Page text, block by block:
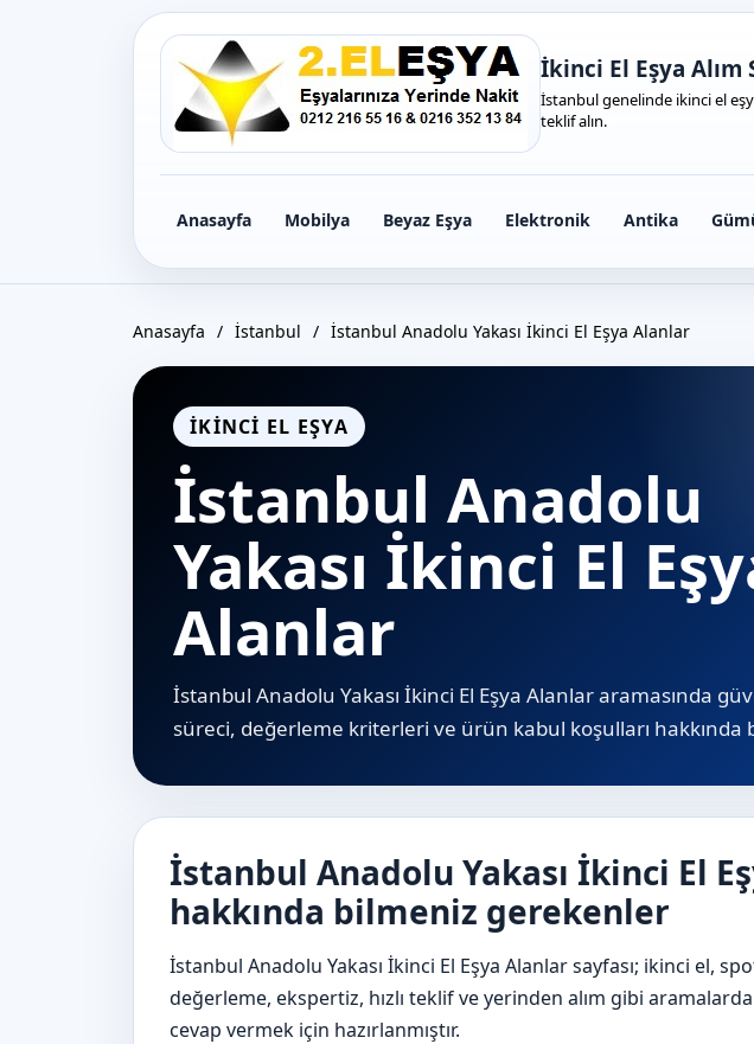
İkinci El Eşya Alım
İstanbul genelinde ikinci el
teklif alın.
Anasayfa Mobilya Beyaz Eşya Elektronik Antika
Anasayfa / İstanbul / İstanbul Anadolu Yakası İkinci El Eşya Alanlar
İKINCI EL EŞYA
İstanbul Anadolu
Yakası İkinci El
Alanlar
İstanbul Anadolu Yakası İkinci El Eşya Alanlar aramasında
süreci, değerleme kriterleri ve ürün kabul koşulları hakkında
İstanbul Anadolu Yakası İkinci El
hakkında bilmeniz gerekenler
İstanbul Anadolu Yakası İkinci El Eşya Alanlar sayfası; ikinci el,
değerleme, ekspertiz, hızlı teklif ve yerinden alım gibi
cevap vermek için hazırlanmıştır.